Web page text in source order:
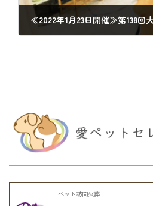
≪2022年1月23日開催≫第138回
ペット訪問火葬